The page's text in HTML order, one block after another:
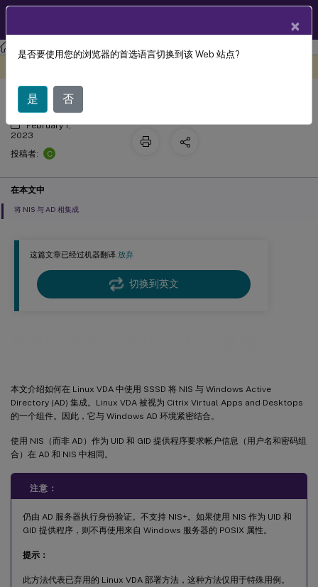
Linux 虚拟投递代理 Linux 虚拟投递代理 2212
这篇文章已经过机器翻译.放弃
切换到英文
本文介绍如何在 Linux VDA 中使用 SSSD 将 NIS 与 Windows Active
Directory (AD) 集成。Linux VDA 被视为 Citrix Virtual Apps and Desktops
的一个组件。因此，它与 Windows AD 环境紧密结合。
使用 NIS（而非 AD）作为 UID 和 GID 提供程序要求帐户信息（用户名和密码组
合）在 AD 和 NIS 中相同。
注意：
仍由 AD 服务器执行身份验证。不支持 NIS+。如果使用 NIS 作为 UID 和
GID 提供程序，则不再使用来自 Windows 服务器的 POSIX 属性。
提示：
此方法代表已弃用的 Linux VDA 部署方法，这种方法仅用于特殊用例。
将 NIS 与 Active Directory 集成
February 1,
2023
投稿者:
C
在本文中
将 NIS 与 AD 相集成
×
是否要使用您的浏览器的首选语言切换到该 Web 站点?
是 否